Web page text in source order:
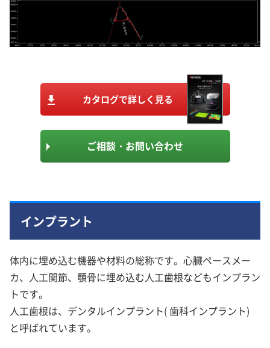
カタログで詳しく見る
ご相談・お問い合わせ
インプラント
体内に埋め込む機器や材料の総称です。心臓ペースメー
カ、人工関節、顎骨に埋め込む人工歯根などもインプラン
トです。
人工歯根は、デンタルインプラント( 歯科インプラント)
と呼ばれています。